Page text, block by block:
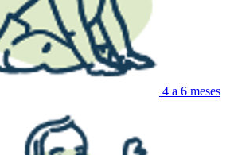
4 a 6 meses